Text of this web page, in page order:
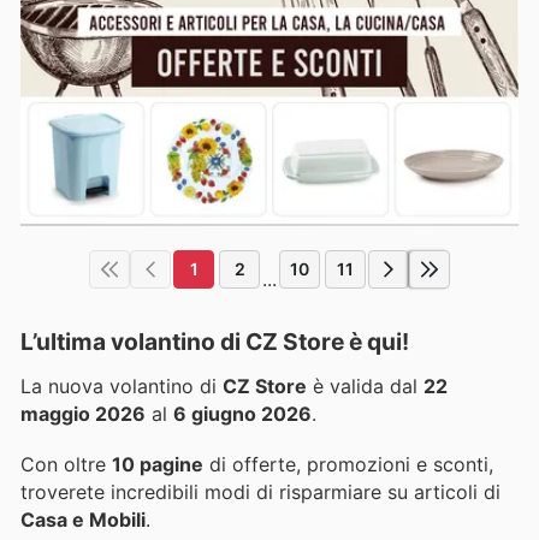
1 2 ... 10 11
L’ultima volantino di CZ Store è qui!
La nuova volantino di CZ Store è valida dal 22
maggio 2026 al 6 giugno 2026.
Con oltre 10 pagine di offerte, promozioni e sconti,
troverete incredibili modi di risparmiare su articoli di
Casa e Mobili.